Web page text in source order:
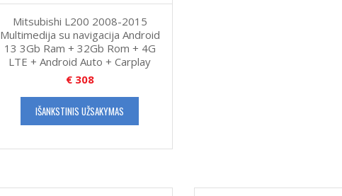
Mitsubishi L200 2008-2015
Multimedija su navigacija Android
13 3Gb Ram + 32Gb Rom + 4G
LTE + Android Auto + Carplay
€308
IŠANKSTINIS UŽSAKYMAS